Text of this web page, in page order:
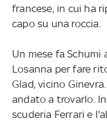
francese, in cui ha
capo su una roccia.
Un mese fa Schumi
Losanna per fare
Glad, vicino
andato a trovarlo.
scuderia Ferrari e